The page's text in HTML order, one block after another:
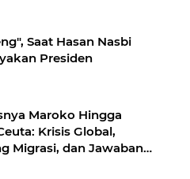
Saat Hasan Nasbi
Presiden
Maroko Hingga
Krisis Global,
Migrasi, dan Jawaban